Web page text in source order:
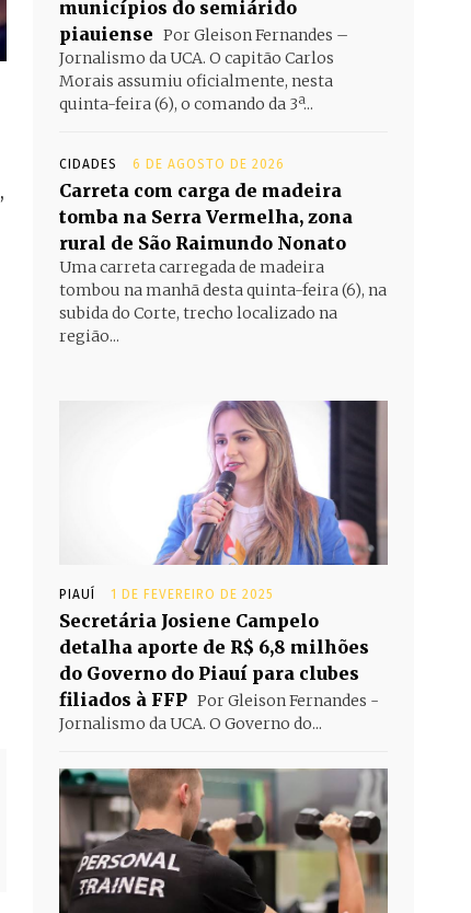
,
municípios do semiárido
piauiense Por Gleison Fernandes –
Jornalismo da UCA. O capitão Carlos
Morais assumiu oficialmente, nesta
quinta-feira (6), o comando da 3ª...
CIDADES 6 DE AGOSTO DE 2026
Carreta com carga de madeira
tomba na Serra Vermelha, zona
rural de São Raimundo Nonato
Uma carreta carregada de madeira
tombou na manhã desta quinta-feira (6), na
subida do Corte, trecho localizado na
região...
PIAUÍ 1 DE FEVEREIRO DE 2025
Secretária Josiene Campelo
detalha aporte de R$ 6,8 milhões
do Governo do Piauí para clubes
filiados à FFP Por Gleison Fernandes -
Jornalismo da UCA. O Governo do...